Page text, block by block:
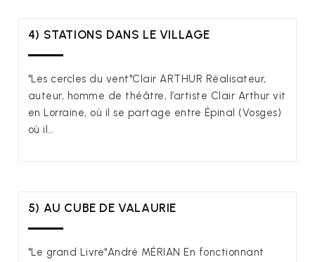
4) STATIONS DANS LE VILLAGE
"Les cercles du vent"Clair ARTHUR Réalisateur,
auteur, homme de théâtre, l’artiste Clair Arthur vit
en Lorraine, où il se partage entre Épinal (Vosges)
où il…
5) AU CUBE DE VALAURIE
"Le grand Livre"André MÉRIAN En fonctionnant